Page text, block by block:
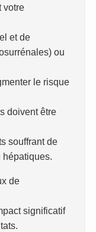
votre
et de
ou
le risque
doivent être
souffrant de
hépatiques.
de
significatif